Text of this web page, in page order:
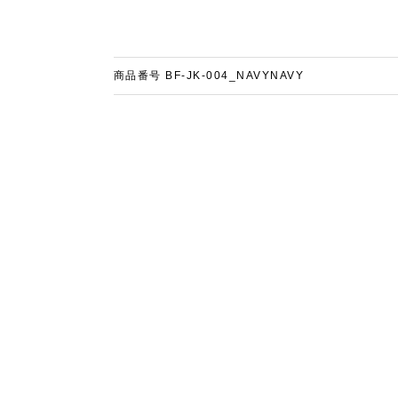
商品番号 BF-JK-004_NAVYNAVY